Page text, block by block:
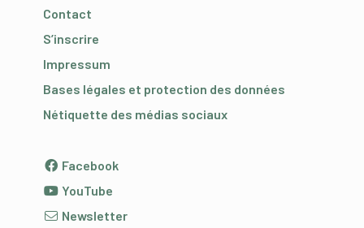
Contact
S’inscrire
Impressum
Bases légales et protection des données
Nétiquette des médias sociaux
Facebook
YouTube
Newsletter